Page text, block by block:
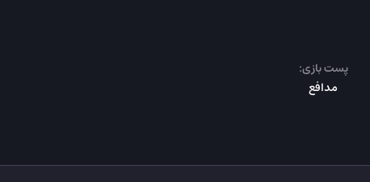
پست بازی:
مدافع